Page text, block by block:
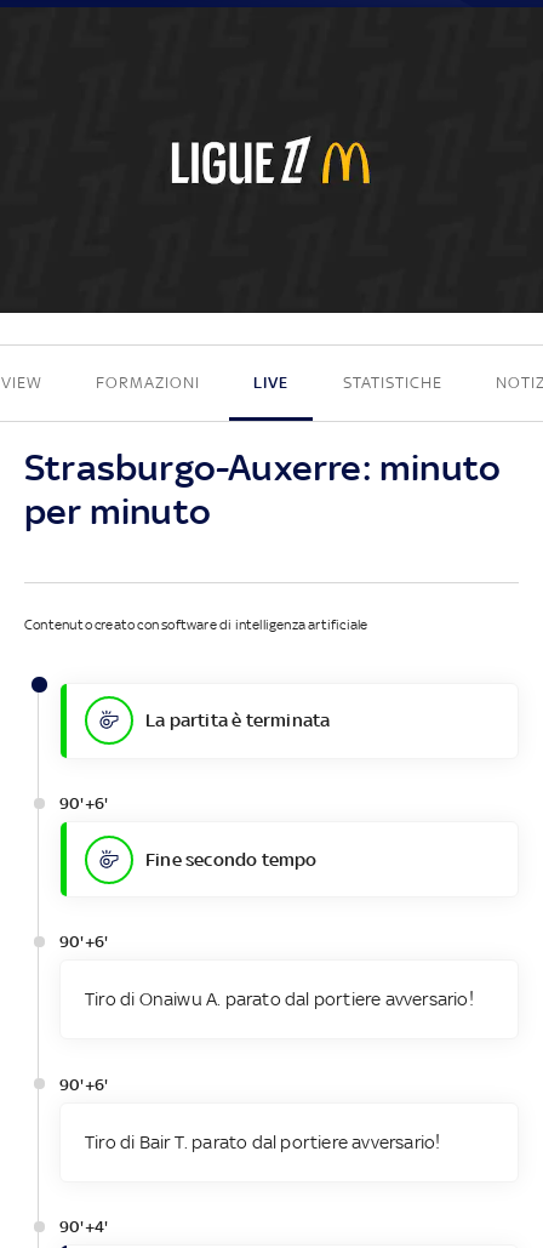
3 - 1
FORMAZIONI LIVE STATISTICHE
Strasburgo-Auxerre: minuto
per minuto
Contenuto creato con software di intelligenza artificiale
La partita è terminata
90'+6'
Fine secondo tempo
90'+6'
Tiro di Onaiwu A. parato dal portiere avversario!
90'+6'
Tiro di Bair T. parato dal portiere avversario!
90'+4'